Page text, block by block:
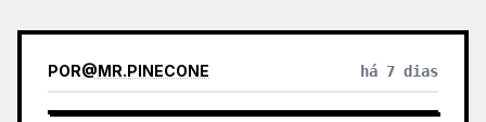
POR@MR.PINECONE há 7 dias